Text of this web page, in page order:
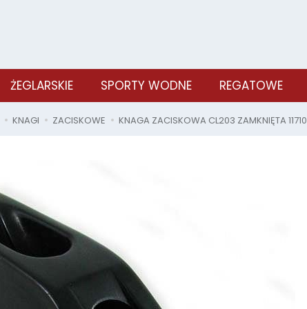
ŻEGLARSKIE SPORTY WODNE REGATOWE
KNAGI ZACISKOWE KNAGA ZACISKOWA CL203 ZAMKNIĘTA 11710